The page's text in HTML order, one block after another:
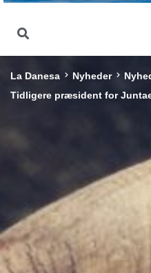
La Danesa Nyheder
Tidligere præsident for